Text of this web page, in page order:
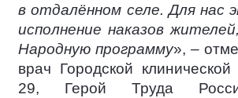
в отдалённом селе. Для нас
исполнение наказов
Народную программу», –
врач Городской
29, Герой Труда